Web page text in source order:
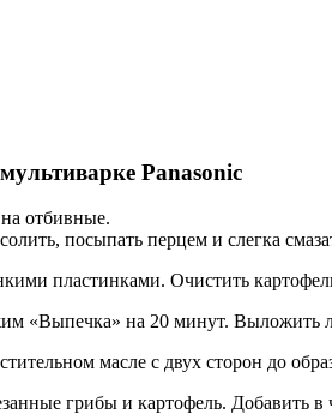
Panasonic
отбивные.
посыпать перцем и слегка
пластинками. Очистить
«Выпечка» на 20 минут. Выложить
масле с двух сторон до
грибы и картофель. Добавить